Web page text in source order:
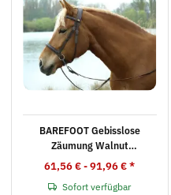
BAREFOOT Gebisslose
Zäumung Walnut
(Überkreuzfunktion)
61,56 € -91,96 €*
Sofort verfügbar